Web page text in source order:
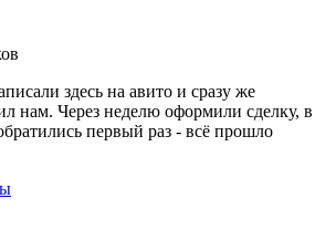
здесь на авито и сразу же
нам. Через неделю оформили сделку, в
первый раз - всё прошло